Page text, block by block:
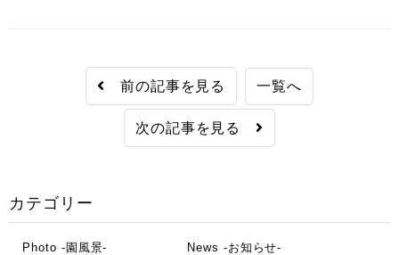
前の記事を見る 一覧へ
次の記事を見る
カテゴリー
Photo -園風景- News -お知らせ-